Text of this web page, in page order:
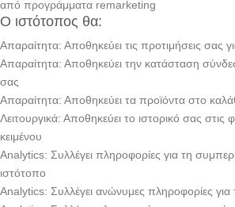
από προγράμματα remarketing
Ο ιστότοπος θα:
Απαραίτητα: Αποθηκεύει τις προτιμήσεις σας
Απαραίτητα: Αποθηκεύει την κατάσταση
σας
Απαραίτητα: Αποθηκεύει τα προϊόντα στο
Λειτουργικά: Αποθηκεύει το ιστορικό σας στις
κειμένου
Analytics: Συλλέγει πληροφορίες για τη
ιστότοπο
Analytics: Συλλέγει ανώνυμες πληροφορίες για